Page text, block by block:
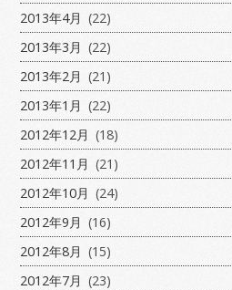
2013年4月 (22)
2013年3月 (22)
2013年2月 (21)
2013年1月 (22)
2012年12月 (18)
2012年11月 (21)
2012年10月 (24)
2012年9月 (16)
2012年8月 (15)
2012年7月 (23)